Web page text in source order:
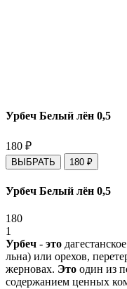
Урбеч Белый лён 0,5
180 ₽
ВЫБРАТЬ 180 ₽
Урбеч Белый лён 0,5
180
1
Урбеч - это
льна) или орехов,
жерновах. Это один из
содержанием ценных